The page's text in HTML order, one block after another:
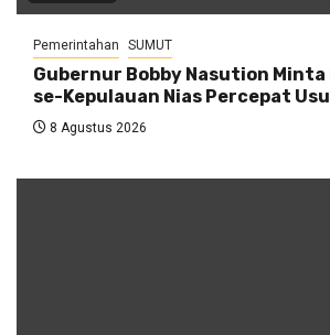
Pemerintahan SUMUT
Gubernur Bobby Nasution Minta
se-Kepulauan Nias Percepat
8 Agustus 2026